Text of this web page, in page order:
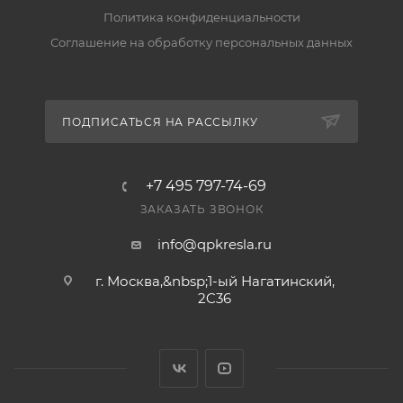
Есть ли гарантия и возврат?
Политика конфиденциальности
Соглашение на обработку персональных данных
ПОДПИСАТЬСЯ НА РАССЫЛКУ
+7 495 797-74-69
ЗАКАЗАТЬ ЗВОНОК
info@qpkresla.ru
г. Москва,&nbsp;1-ый Нагатинский,
2C36